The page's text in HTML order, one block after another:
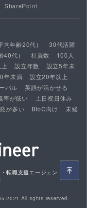
SharePoint
年齢20代）
30代活躍
40代） 社員数
100人
設立年数
設立5年未
年未満
設立20年以上
バル
英語が活かせる
率が低い
土日祝日休み
が多い BtoC向け
未経
転職支援エージェント
2021 All rights reserved.